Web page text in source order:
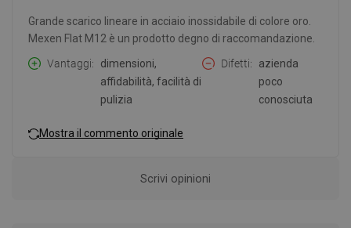
Grande scarico lineare in acciaio inossidabile di colore oro.
Mexen Flat M12 è un prodotto degno di raccomandazione.
Vantaggi
dimensioni,
affidabilità, facilità di
pulizia
Difetti
azienda
poco
conosciuta
Mostra il commento originale
Scrivi opinioni